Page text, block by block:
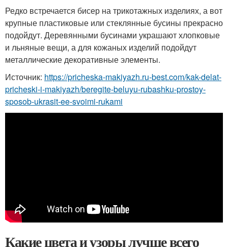
Редко встречается бисер на трикотажных изделиях, а вот
крупные пластиковые или стеклянные бусины прекрасно
подойдут. Деревянными бусинами украшают хлопковые
и льняные вещи, а для кожаных изделий подойдут
металлические декоративные элементы.
Источник: https://pricheska-makiyazh.ru-best.com/kak-delat-
pricheski-i-makiyazh/beregite-beluyu-rubashku-prostoy-
sposob-ukrasit-ee-svoimi-rukami
Какие цвета и узоры лучше всего